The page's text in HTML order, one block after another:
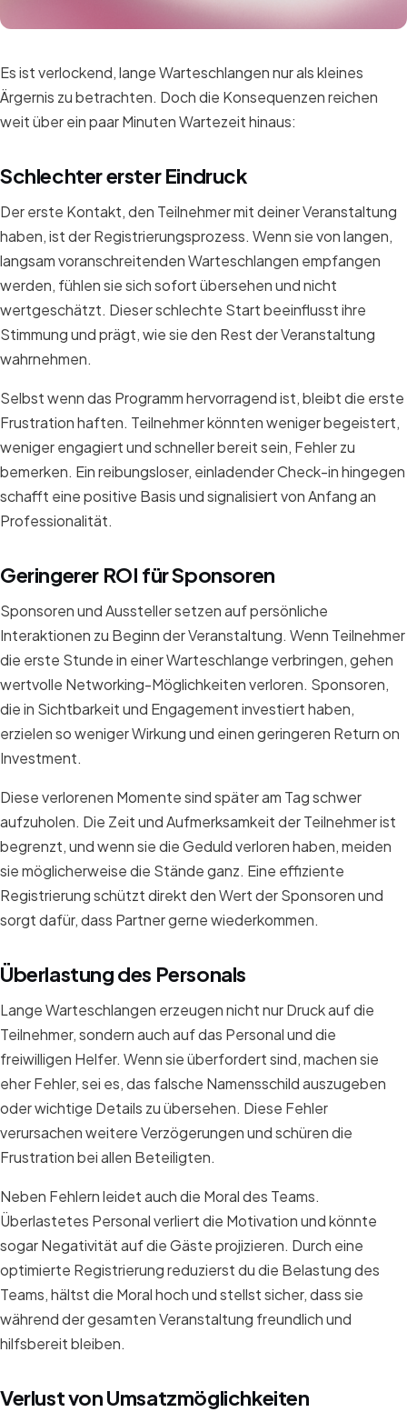
Es ist verlockend, lange Warteschlangen nur als kleines
Ärgernis zu betrachten. Doch die Konsequenzen reichen
weit über ein paar Minuten Wartezeit hinaus:
Schlechter erster Eindruck
Der erste Kontakt, den Teilnehmer mit deiner Veranstaltung
haben, ist der Registrierungsprozess. Wenn sie von langen,
langsam voranschreitenden Warteschlangen empfangen
werden, fühlen sie sich sofort übersehen und nicht
wertgeschätzt. Dieser schlechte Start beeinflusst ihre
Stimmung und prägt, wie sie den Rest der Veranstaltung
wahrnehmen.
Selbst wenn das Programm hervorragend ist, bleibt die erste
Frustration haften. Teilnehmer könnten weniger begeistert,
weniger engagiert und schneller bereit sein, Fehler zu
bemerken. Ein reibungsloser, einladender Check-in hingegen
schafft eine positive Basis und signalisiert von Anfang an
Professionalität.
Geringerer ROI für Sponsoren
Sponsoren und Aussteller setzen auf persönliche
Interaktionen zu Beginn der Veranstaltung. Wenn Teilnehmer
die erste Stunde in einer Warteschlange verbringen, gehen
wertvolle Networking-Möglichkeiten verloren. Sponsoren,
die in Sichtbarkeit und Engagement investiert haben,
erzielen so weniger Wirkung und einen geringeren Return on
Investment.
Diese verlorenen Momente sind später am Tag schwer
aufzuholen. Die Zeit und Aufmerksamkeit der Teilnehmer ist
begrenzt, und wenn sie die Geduld verloren haben, meiden
sie möglicherweise die Stände ganz. Eine effiziente
Registrierung schützt direkt den Wert der Sponsoren und
sorgt dafür, dass Partner gerne wiederkommen.
Überlastung des Personals
Lange Warteschlangen erzeugen nicht nur Druck auf die
Teilnehmer, sondern auch auf das Personal und die
freiwilligen Helfer. Wenn sie überfordert sind, machen sie
eher Fehler, sei es, das falsche Namensschild auszugeben
oder wichtige Details zu übersehen. Diese Fehler
verursachen weitere Verzögerungen und schüren die
Frustration bei allen Beteiligten.
Neben Fehlern leidet auch die Moral des Teams.
Überlastetes Personal verliert die Motivation und könnte
sogar Negativität auf die Gäste projizieren. Durch eine
optimierte Registrierung reduzierst du die Belastung des
Teams, hältst die Moral hoch und stellst sicher, dass sie
während der gesamten Veranstaltung freundlich und
hilfsbereit bleiben.
Verlust von Umsatzmöglichkeiten